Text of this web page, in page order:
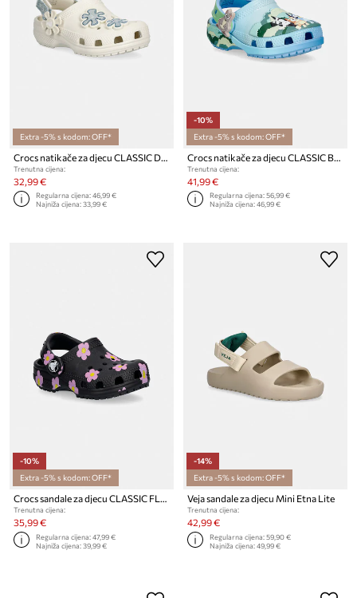
Extra -5% s kodom: OFF*
Trenutna cijena:
32,99 €
Regularna cijena:46,99 €
Najniža cijena:33,99 €
-10%
Extra -5% s kodom: OFF*
Trenutna cijena:
41,99 €
Regularna cijena:56,99 €
Najniža cijena:46,99 €
-10%
Extra -5% s kodom: OFF*
Crocs sandale za djecu CLASSIC FLOWER CLOG T
Trenutna cijena:
35,99 €
Regularna cijena:47,99 €
Najniža cijena:39,99 €
-14%
Extra -5% s kodom: OFF*
Veja sandale za djecu Mini Etna Lite
Trenutna cijena:
42,99 €
Regularna cijena:59,90 €
Najniža cijena:49,99 €